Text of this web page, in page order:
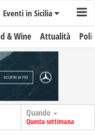
Eventi in Sicilia
& Wine Attualità
Quando
Questa settimana